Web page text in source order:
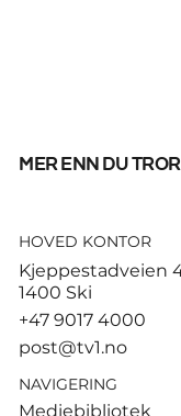
mer enn du tror
HOVED KONTOR
Kjeppestadveien
1400 Ski
+47 9017 4000
post@tv1.no
NAVIGERING
Mediebibliotek